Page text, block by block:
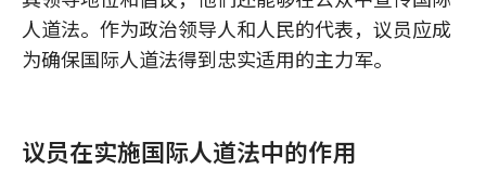
人道法。作为政治领导人和人民的代表，议员应成
为确保国际人道法得到忠实适用的主力军。
议员在实施国际人道法中的作用